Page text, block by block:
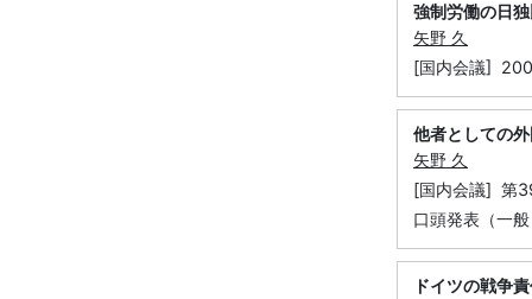
強制労働の日
矢野 久
[国内会議]
他者としての
矢野 久
[国内会議] 第
口頭発表（一
ドイツの戦争